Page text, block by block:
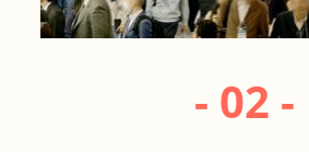
- 02 -